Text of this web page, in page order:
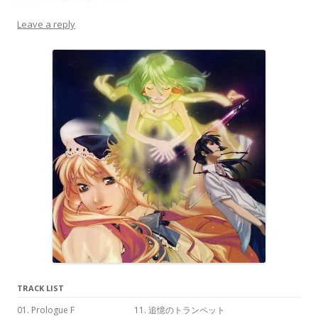
Leave a reply
TRACK LIST
01. Prologue F 11. 追憶のトランペット